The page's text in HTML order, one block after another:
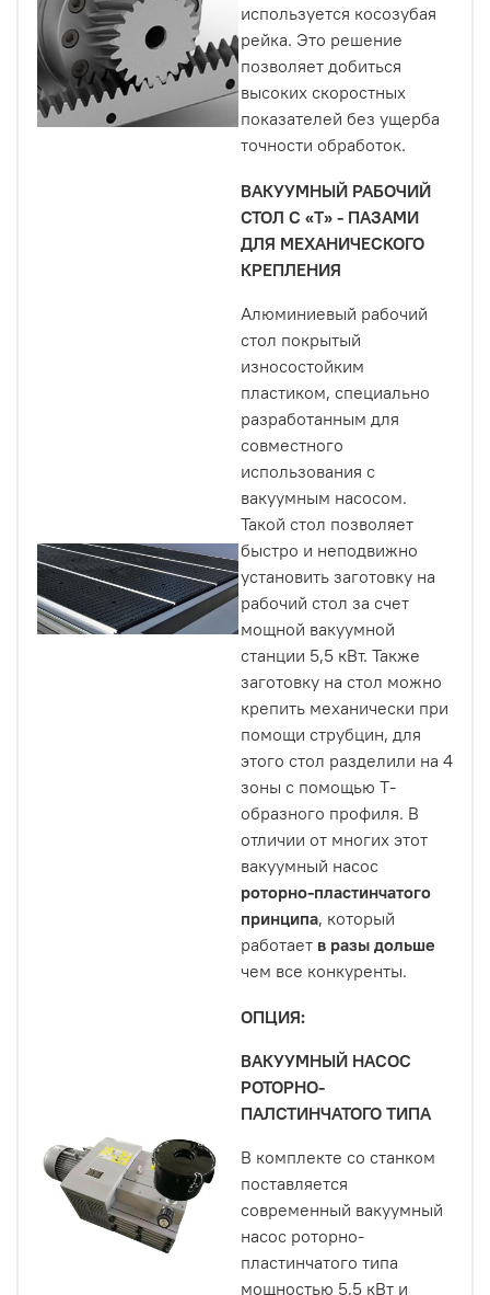
используется косозубая
рейка. Это решение
позволяет добиться
высоких скоростных
показателей без ущерба
точности обработок.
ВАКУУМНЫЙ РАБОЧИЙ
СТОЛ С «Т» - ПАЗАМИ
ДЛЯ МЕХАНИЧЕСКОГО
КРЕПЛЕНИЯ
Алюминиевый рабочий
стол покрытый
износостойким
пластиком, специально
разработанным для
совместного
использования с
вакуумным насосом.
Такой стол позволяет
быстро и неподвижно
установить заготовку на
рабочий стол за счет
мощной вакуумной
станции 5,5 кВт. Также
заготовку на стол можно
крепить механически при
помощи струбцин, для
этого стол разделили на 4
зоны с помощью Т-
образного профиля. В
отличии от многих этот
вакуумный насос
роторно-пластинчатого
принципа, который
работает в разы дольше
чем все конкуренты.
ОПЦИЯ:
ВАКУУМНЫЙ НАСОС
РОТОРНО-
ПАЛСТИНЧАТОГО ТИПА
В комплекте со станком
поставляется
современный вакуумный
насос роторно-
пластинчатого типа
мощностью 5,5 кВт и